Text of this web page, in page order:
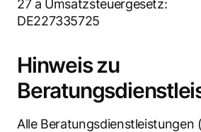
27 a Umsatzsteuergesetz:
DE227335725
Hinweis zu
Alle Beratungsdienstleistungen